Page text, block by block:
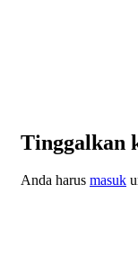
Tinggalkan
Anda harus masuk